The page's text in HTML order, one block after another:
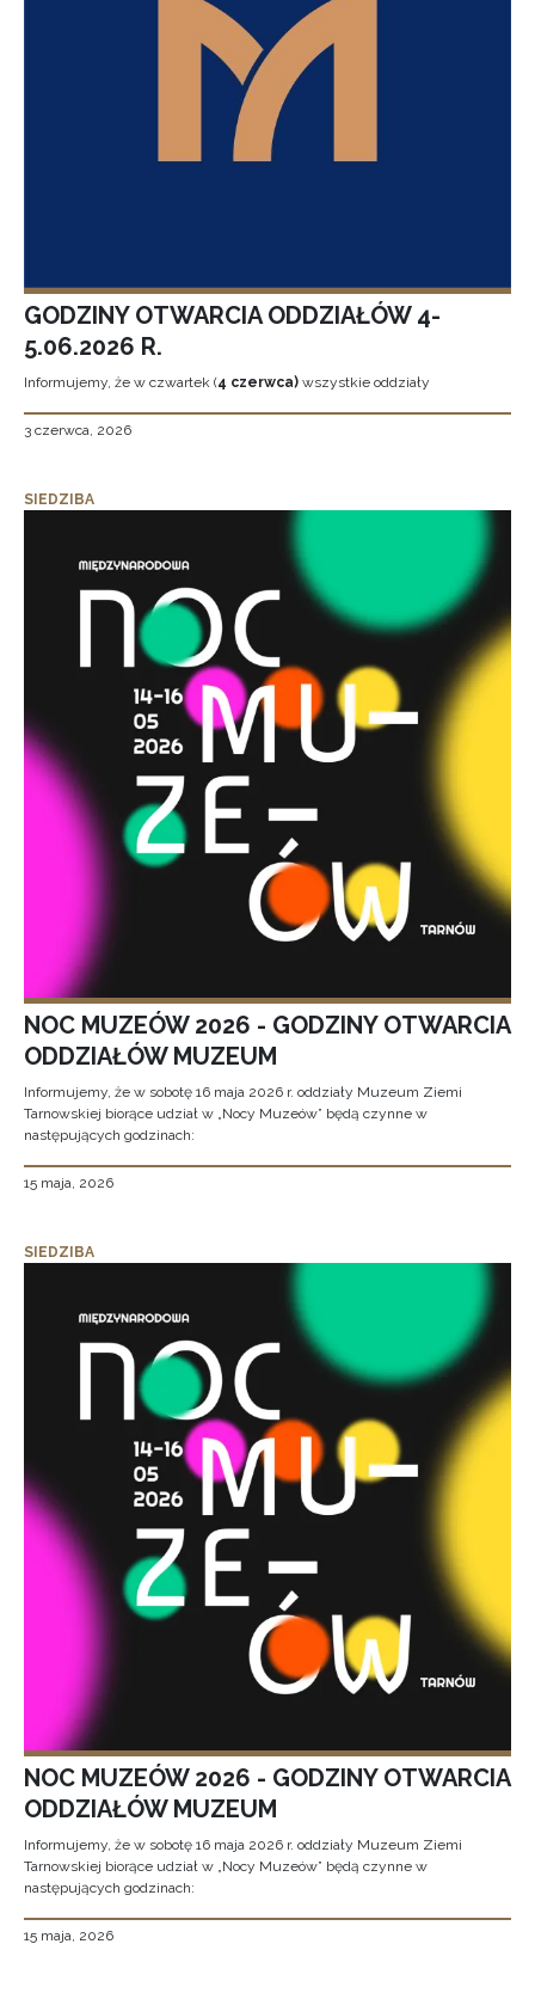
GODZINY OTWARCIA ODDZIAŁÓW 4-
5.06.2026 R.
Informujemy, że w czwartek (4 czerwca) wszystkie oddziały
3 czerwca, 2026
SIEDZIBA
NOC MUZEÓW 2026 - GODZINY OTWARCIA
ODDZIAŁÓW MUZEUM
Informujemy, że w sobotę 16 maja 2026 r. oddziały Muzeum Ziemi
Tarnowskiej biorące udział w „Nocy Muzeów” będą czynne w
następujących godzinach:
15 maja, 2026
SIEDZIBA
NOC MUZEÓW 2026 - GODZINY OTWARCIA
ODDZIAŁÓW MUZEUM
Informujemy, że w sobotę 16 maja 2026 r. oddziały Muzeum Ziemi
Tarnowskiej biorące udział w „Nocy Muzeów” będą czynne w
następujących godzinach:
15 maja, 2026